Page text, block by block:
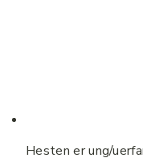
Hesten er ung/